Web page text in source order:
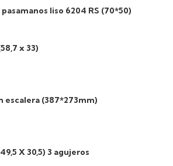
liso 6204 RS (70*50)
x 33)
escalera (387*273mm)
X 30,5) 3 agujeros